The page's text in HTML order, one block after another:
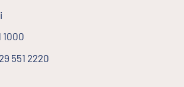
1000
551 2220